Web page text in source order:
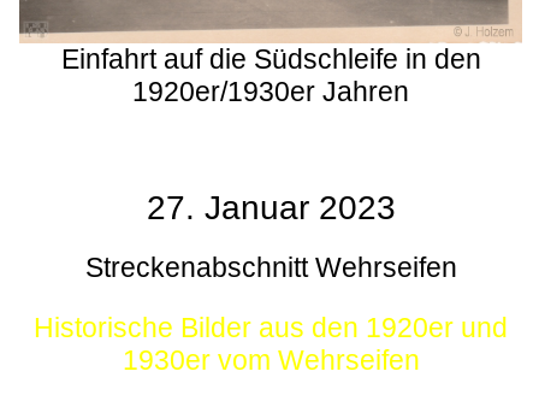
Einfahrt auf die Südschleife in den
1920er/1930er Jahren
27. Januar 2023
Streckenabschnitt Wehrseifen
Historische Bilder aus den 1920er und
1930er vom Wehrseifen